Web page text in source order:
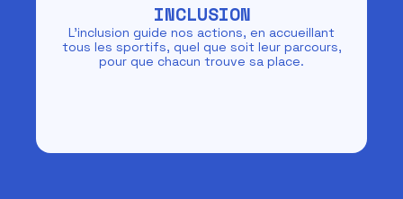
INCLUSION
L'inclusion guide nos actions, en accueillant
tous les sportifs, quel que soit leur parcours,
pour que chacun trouve sa place.